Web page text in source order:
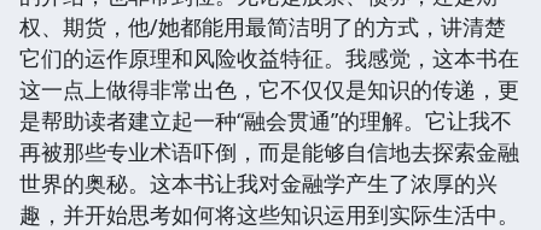
权、期货，他/她都能用最简洁明了的方式，讲清楚
它们的运作原理和风险收益特征。我感觉，这本书在
这一点上做得非常出色，它不仅仅是知识的传递，更
是帮助读者建立起一种“融会贯通”的理解。它让我不
再被那些专业术语吓倒，而是能够自信地去探索金融
世界的奥秘。这本书让我对金融学产生了浓厚的兴
趣，并开始思考如何将这些知识运用到实际生活中。